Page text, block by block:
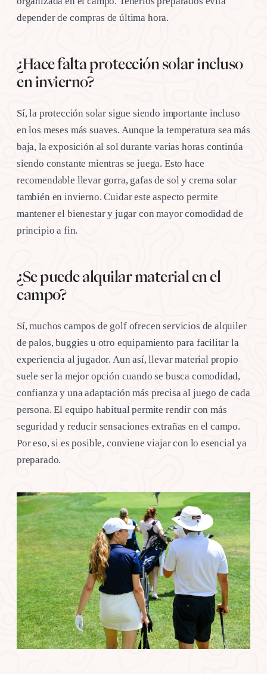
depender de compras de última hora.
¿Hace falta protección solar incluso
en invierno?
Sí, la protección solar sigue siendo importante incluso
en los meses más suaves. Aunque la temperatura sea más
baja, la exposición al sol durante varias horas continúa
siendo constante mientras se juega. Esto hace
recomendable llevar gorra, gafas de sol y crema solar
también en invierno. Cuidar este aspecto permite
mantener el bienestar y jugar con mayor comodidad de
principio a fin.
¿Se puede alquilar material en el
campo?
Sí, muchos campos de golf ofrecen servicios de alquiler
de palos, buggies u otro equipamiento para facilitar la
experiencia al jugador. Aun así, llevar material propio
suele ser la mejor opción cuando se busca comodidad,
confianza y una adaptación más precisa al juego de cada
persona. El equipo habitual permite rendir con más
seguridad y reducir sensaciones extrañas en el campo.
Por eso, si es posible, conviene viajar con lo esencial ya
preparado.